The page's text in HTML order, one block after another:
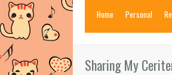
Home Personal
Sharing My